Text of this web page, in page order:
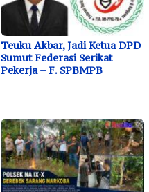
Teuku Akbar, Jadi Ketua DPD
Sumut Federasi Serikat
Pekerja – F. SPBMPB